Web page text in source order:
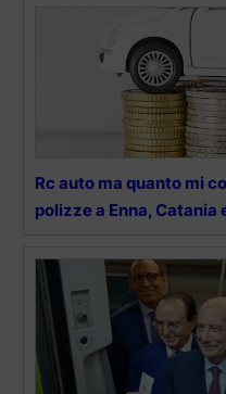
Rc auto ma quanto mi
polizze a Enna, Catania